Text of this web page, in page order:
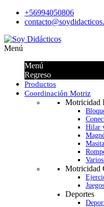
+56994050806
Menú
Menú
Regreso
Productos
Coordinación Motriz
Motricidad
Hilar
Motricidad
Deportes